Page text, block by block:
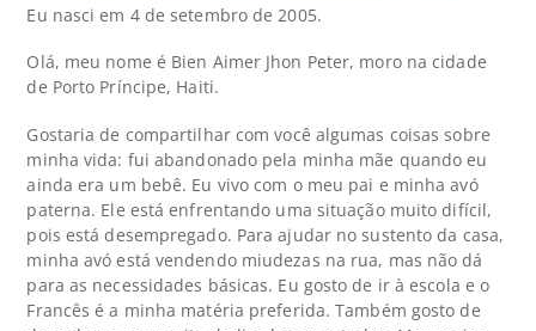
Eu nasci em 4 de setembro de 2005.
Olá, meu nome é Bien Aimer Jhon Peter, moro na cidade
de Porto Príncipe, Haiti.
Gostaria de compartilhar com você algumas coisas sobre
minha vida: fui abandonado pela minha mãe quando eu
ainda era um bebê. Eu vivo com o meu pai e minha avó
paterna. Ele está enfrentando uma situação muito difícil,
pois está desempregado. Para ajudar no sustento da casa,
minha avó está vendendo miudezas na rua, mas não dá
para as necessidades básicas. Eu gosto de ir à escola e o
Francês é a minha matéria preferida. Também gosto de